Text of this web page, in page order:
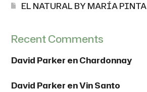
EL NATURAL BY MARÍA PINTA
Recent Comments
David Parker enChardonnay
David Parker enVin Santo